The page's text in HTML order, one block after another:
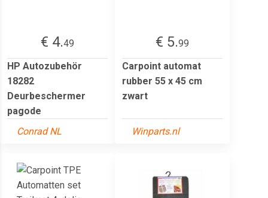
€ 4.49
HP Autozubehör
18282
Deurbeschermer
pagode
Conrad NL
€ 5.99
Carpoint automat
rubber 55 x 45 cm
zwart
Winparts.nl